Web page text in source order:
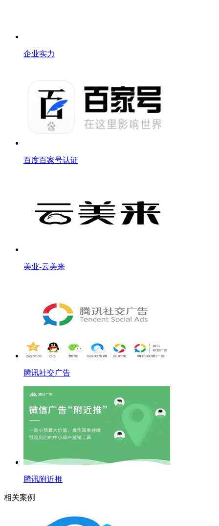
企业实力
百度百家号认证
美业-云美来
腾讯社交广告
腾讯附近推
相关案例